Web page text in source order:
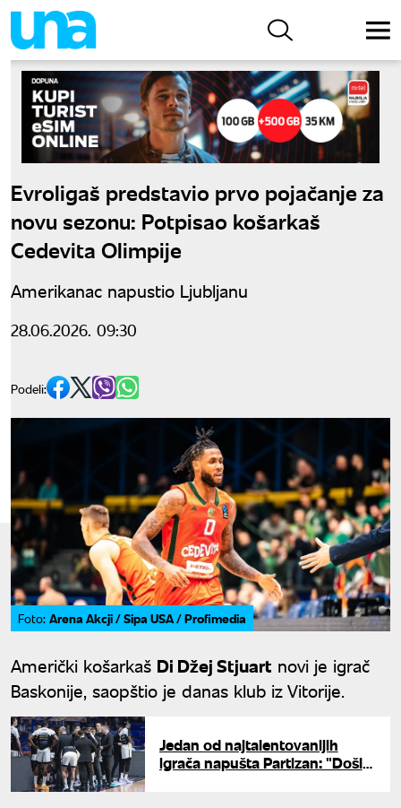
Evroligaš predstavio prvo pojačanje za
novu sezonu: Potpisao košarkaš
Cedevita Olimpije
Amerikanac napustio Ljubljanu
28.06.2026. 09:30
Podeli:
Foto: Arena Akcji / Sipa USA / Profimedia
Američki košarkaš Di Džej Stjuart novi je igrač
Baskonije, saopštio je danas klub iz Vitorije.
Jedan od najtalentovanijih
igrača napušta Partizan: "Došlo